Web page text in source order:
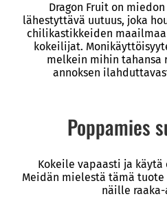
Dragon Fruit on
lähestyttävä uutuus, joka
chilikastikkeiden
kokeilijat.
melkein mihin tahansa
annoksen
Poppamies
Kokeile vapaasti ja käytä
Meidän mielestä tämä
näille